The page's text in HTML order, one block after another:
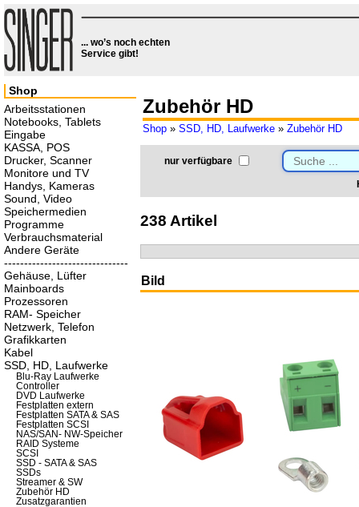
... wo’s noch echten
Service gibt!
Zubehör HD
Shop » SSD, HD, Laufwerke » Zubehör HD
nur verfügbare
238 Artikel
Bild
Shop
Arbeitsstationen
Notebooks, Tablets
Eingabe
KASSA, POS
Drucker, Scanner
Monitore und TV
Handys, Kameras
Sound, Video
Speichermedien
Programme
Verbrauchsmaterial
Andere Geräte
-------------------------------
Gehäuse, Lüfter
Mainboards
Prozessoren
RAM- Speicher
Netzwerk, Telefon
Grafikkarten
Kabel
SSD, HD, Laufwerke
Blu-Ray Laufwerke
Controller
DVD Laufwerke
Festplatten extern
Festplatten SATA & SAS
Festplatten SCSI
NAS/SAN- NW-Speicher
RAID Systeme
SCSI
SSD - SATA & SAS
SSDs
Streamer & SW
Zubehör HD
Zusatzgarantien